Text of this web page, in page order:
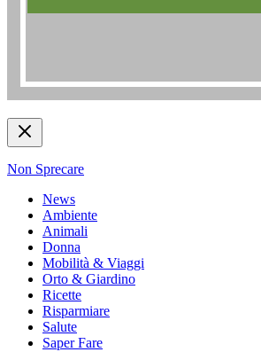
Non Sprecare
News
Ambiente
Animali
Donna
Mobilità & Viaggi
Orto & Giardino
Ricette
Risparmiare
Salute
Saper Fare